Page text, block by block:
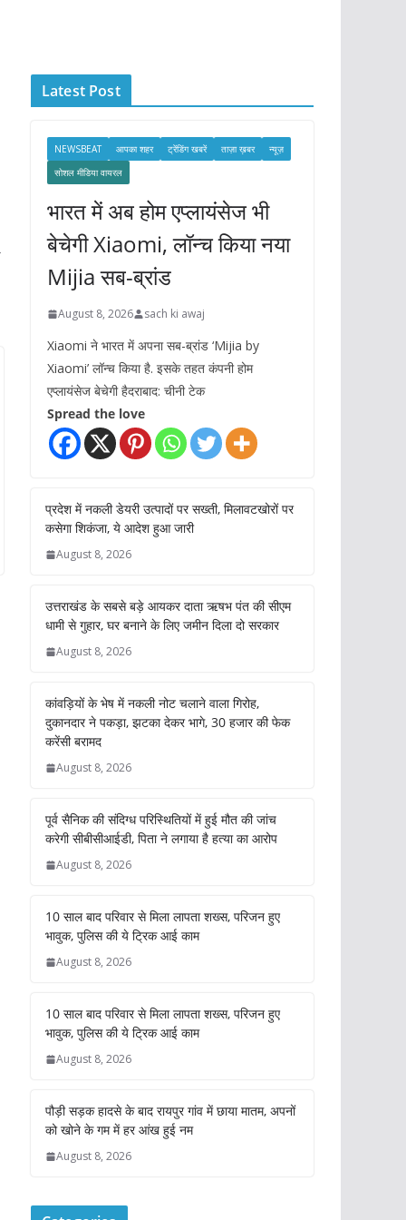
e
Latest Post
NEWSBEAT आपका शहर ट्रेंडिंग खबरें ताज़ा ख़बर
न्यूज़
सोशल मीडिया वायरल
भारत में अब होम एप्लायंसेज भी
बेचेगी Xiaomi, लॉन्च किया नया
Mijia सब-ब्रांड
August 8, 2026 sach ki awaj
Xiaomi ने भारत में अपना सब-ब्रांड ‘Mijia by
Xiaomi’ लॉन्च किया है. इसके तहत कंपनी होम
एप्लायंसेज बेचेगी हैदराबाद: चीनी टेक
Spread the love
प्रदेश में नकली डेयरी उत्पादों पर सख्ती, मिलावटखोरों पर
कसेगा शिकंजा, ये आदेश हुआ जारी
August 8, 2026
उत्तराखंड के सबसे बड़े आयकर दाता ऋषभ पंत की सीएम
धामी से गुहार, घर बनाने के लिए जमीन दिला दो सरकार
August 8, 2026
कांवड़ियों के भेष में नकली नोट चलाने वाला गिरोह,
दुकानदार ने पकड़ा, झटका देकर भागे, 30 हजार की फेक
करेंसी बरामद
August 8, 2026
पूर्व सैनिक की संदिग्ध परिस्थितियों में हुई मौत की जांच
करेगी सीबीसीआईडी, पिता ने लगाया है हत्या का आरोप
August 8, 2026
10 साल बाद परिवार से मिला लापता शख्स, परिजन हुए
भावुक, पुलिस की ये ट्रिक आई काम
August 8, 2026
10 साल बाद परिवार से मिला लापता शख्स, परिजन हुए
भावुक, पुलिस की ये ट्रिक आई काम
August 8, 2026
पौड़ी सड़क हादसे के बाद रायपुर गांव में छाया मातम, अपनों
को खोने के गम में हर आंख हुई नम
August 8, 2026